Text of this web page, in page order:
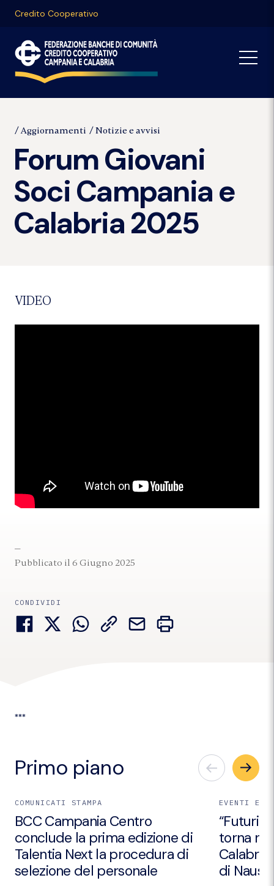
Credito Cooperativo
Aggiornamenti Notizie e avvisi
Forum Giovani
Soci Campania e
Calabria 2025
VIDEO
Pubblicato il 6 Giugno 2025
CONDIVIDI
***
Primo piano
COMUNICATI STAMPA
BCC Campania Centro
conclude la prima edizione di
Talentia Next la procedura di
selezione del personale
EVENTI E
“Futuri
torna
Calabria
di